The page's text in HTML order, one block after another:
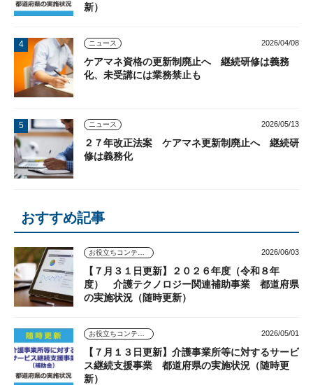
新）
ニュース 2026/04/08
ケアマネ資格の更新制廃止へ 継続研修は義務
化、未受講には業務禁止も
ニュース 2026/05/13
２７年改正法案 ケアマネ更新制廃止へ 継続研
修は義務化
おすすめ記事
2026/06/03
【７月３１日更新】２０２６年度（令和８年
度） 介護テクノロジー関連補助事業 都道府県
の実施状況（随時更新）
2026/05/01
【７月１３日更新】介護事業所等に対するサービ
ス継続支援事業 都道府県の実施状況（随時更
新）